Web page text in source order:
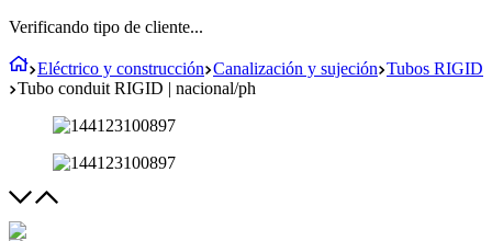
Verificando tipo de cliente...
Eléctrico y construcción Canalización y sujeción Tubos RIGID
Tubo conduit RIGID | nacional/ph